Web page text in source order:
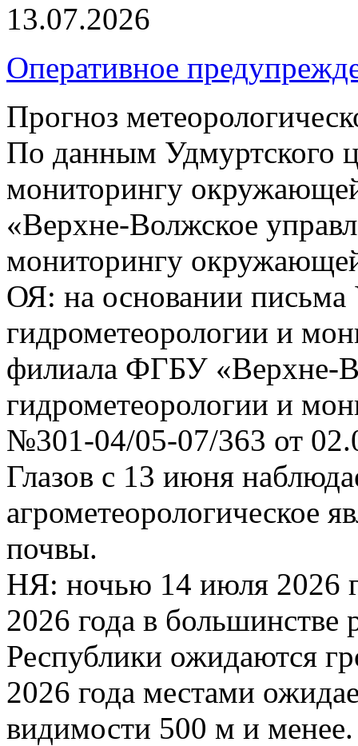
13.07.2026
Оперативное
Прогноз
По данным Удмуртского
мониторингу
«Верхне-Волжское
мониторингу
ОЯ: на основании письма
гидрометеорологии и
филиала ФГБУ «Верхне-
гидрометеорологии и
№301-04/05-07/363 от
Глазов с 13 июня
агрометеорологическое
почвы.
НЯ: ночью 14 июля 2026
2026 года в большинстве
Республики ожидаются
2026 года местами
видимости 500 м и менее.